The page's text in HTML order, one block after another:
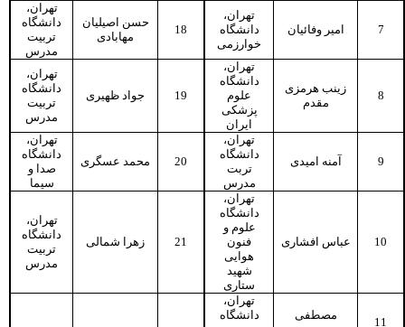
7 امیر وفائیان
تهران،
دانشگاه
خوارزمی
18
حسن اصیلیان
مهابادی
تهران،
دانشگاه
تربیت
مدرس
8
زینب هرمزی
مقدم
تهران،
دانشگاه
علوم
پزشکی
ایران
19 جواد ظهیری
تهران،
دانشگاه
تربیت
مدرس
9 آمنه امیدی
تهران،
دانشگاه
تربت
مدرس
20 محمد عسگری
تهران،
دانشگاه
صدا و
سیما
10 عباس افشاری
تهران،
دانشگاه
علوم و
فنون
هوایی
شهید
ستاری
21 زهرا شمالی
تهران،
دانشگاه
تربیت
مدرس
11
مصطفی
تهران،
دانشگاه